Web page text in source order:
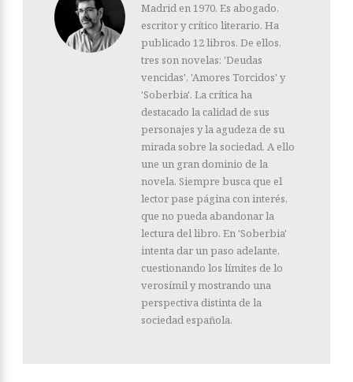
Madrid en 1970. Es abogado,
escritor y crítico literario. Ha
publicado 12 libros. De ellos,
tres son novelas: 'Deudas
vencidas', 'Amores Torcidos' y
'Soberbia'. La crítica ha
destacado la calidad de sus
personajes y la agudeza de su
mirada sobre la sociedad. A ello
une un gran dominio de la
novela. Siempre busca que el
lector pase página con interés,
que no pueda abandonar la
lectura del libro. En 'Soberbia'
intenta dar un paso adelante,
cuestionando los límites de lo
verosímil y mostrando una
perspectiva distinta de la
sociedad española.